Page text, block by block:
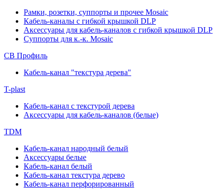
Рамки, розетки, суппорты и прочее Mosaic
Кабель-каналы с гибкой крышкой DLP
Аксессуары для кабель-каналов с гибкой крышкой DLP
Суппорты для к.-к. Mosaic
СВ Профиль
Кабель-канал "текстура дерева"
T-plast
Кабель-канал с текстурой дерева
Аксессуары для кабель-каналов (белые)
TDM
Кабель-канал народный белый
Аксессуары белые
Кабель-канал белый
Кабель-канал текстура дерево
Кабель-канал перфорированный